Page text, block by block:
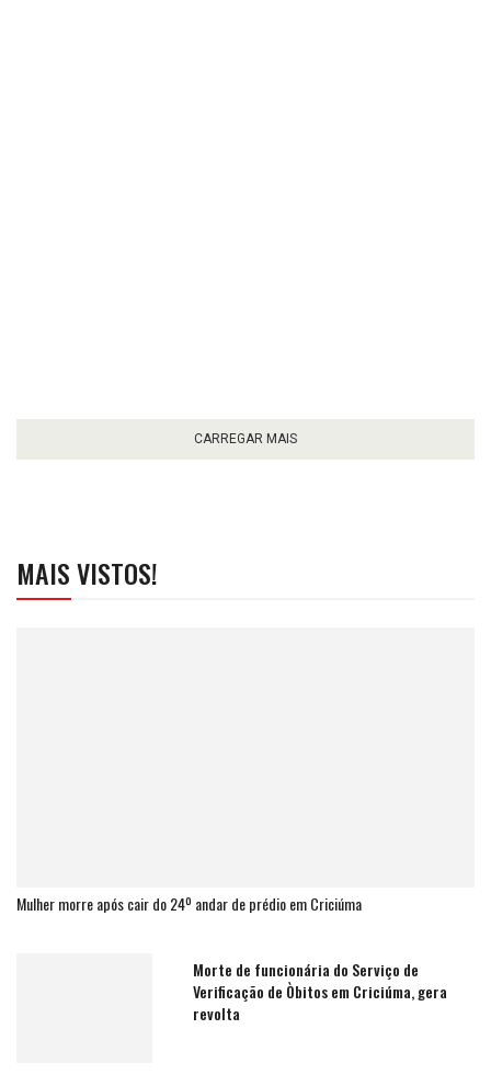
CARREGAR MAIS
MAIS VISTOS!
Mulher morre após cair do 24º andar de prédio em Criciúma
Morte de funcionária do Serviço de
Verificação de Òbitos em Criciúma, gera
revolta